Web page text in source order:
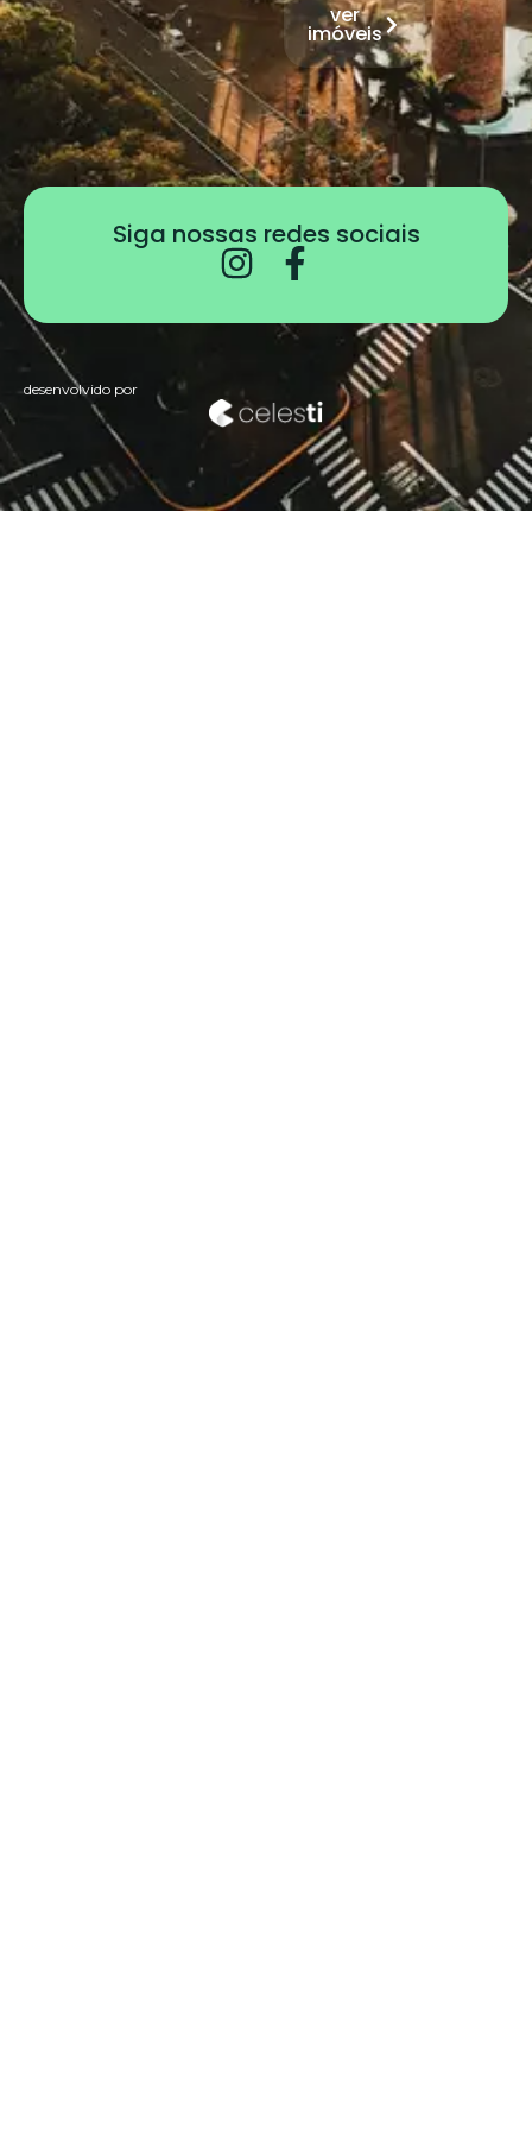
ver
imóveis
Siga nossas redes sociais
desenvolvido por